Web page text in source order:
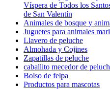
Víspera de Todos los
de San Valentín
Animales de bosque y
Juguetes para animales
Llavero de peluche
Almohada y Cojines
Zapatillas de peluche
caballito mecedor de
Bolso de felpa
Productos para mascotas